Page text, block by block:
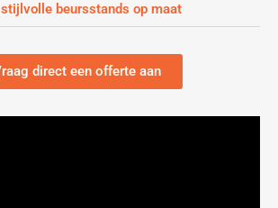
stijlvolle beursstands op maat
direct een offerte aan